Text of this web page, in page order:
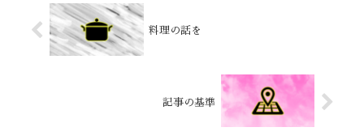
料理の話を
記事の基準